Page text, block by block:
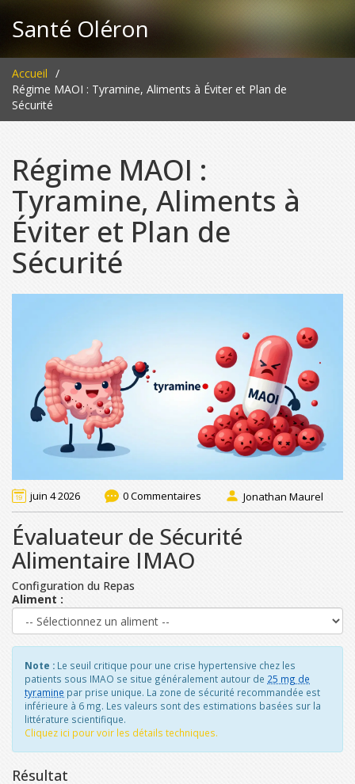
Santé Oléron
Accueil
Régime MAOI : Tyramine, Aliments à Éviter et Plan de
Sécurité
Régime MAOI :
Tyramine, Aliments à
Éviter et Plan de
Sécurité
juin 4 2026 0 Commentaires Jonathan Maurel
Évaluateur de Sécurité
Alimentaire IMAO
Configuration du Repas
Aliment :
Note : Le seuil critique pour une crise hypertensive chez les
patients sous IMAO se situe généralement autour de 25 mg de
tyramine par prise unique. La zone de sécurité recommandée est
inférieure à 6 mg. Les valeurs sont des estimations basées sur la
littérature scientifique.
Cliquez ici pour voir les détails techniques.
Résultat